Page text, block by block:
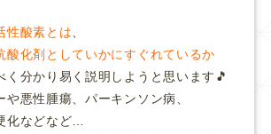
性酸素とは
酸化剤としていかにすぐれているか
く分かり易く説明しようと思います🎵
や悪性腫瘍、パーキンソン病、
化などなど…